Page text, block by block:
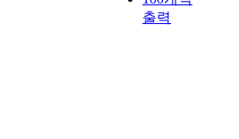
출력